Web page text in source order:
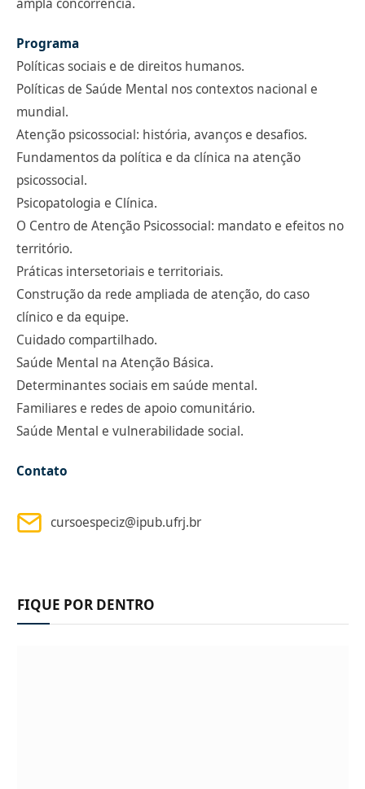
ampla concorrência.
Programa
Políticas sociais e de direitos humanos.
Políticas de Saúde Mental nos contextos nacional e
mundial.
Atenção psicossocial: história, avanços e desafios.
Fundamentos da política e da clínica na atenção
psicossocial.
Psicopatologia e Clínica.
O Centro de Atenção Psicossocial: mandato e efeitos no
território.
Práticas intersetoriais e territoriais.
Construção da rede ampliada de atenção, do caso
clínico e da equipe.
Cuidado compartilhado.
Saúde Mental na Atenção Básica.
Determinantes sociais em saúde mental.
Familiares e redes de apoio comunitário.
Saúde Mental e vulnerabilidade social.
Contato
cursoespeciz@ipub.ufrj.br
FIQUE POR DENTRO